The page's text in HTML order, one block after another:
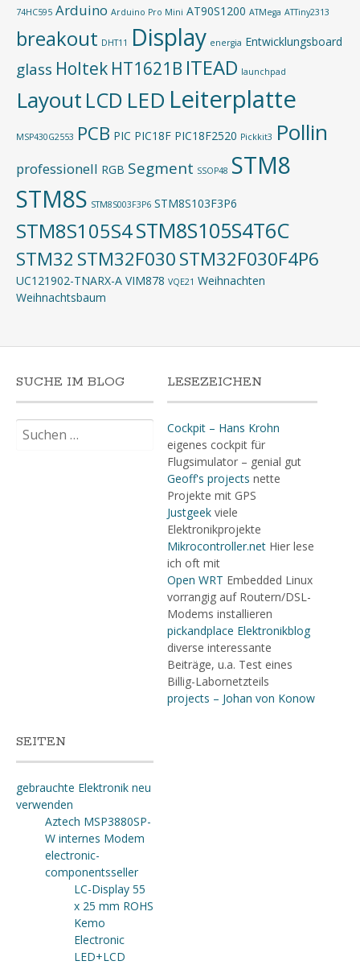
74HC595 Arduino Arduino Pro Mini AT90S1200 ATMega ATTiny2313
breakout DHT11 Display energia Entwicklungsboard
glass Holtek HT1621B ITEAD launchpad
Layout LCD LED Leiterplatte
MSP430G2553 PCB PIC PIC18F PIC18F2520 Pickkit3 Pollin
professionell RGB Segment SSOP48 STM8
STM8S STM8S003F3P6 STM8S103F3P6
STM8S105S4STM8S105S4T6C
STM32 STM32F030STM32F030F4P6
UC121902-TNARX-A VIM878 VQE21 Weihnachten
Weihnachtsbaum
SUCHE IM BLOG
nach:
LESEZEICHEN
Cockpit – Hans Krohn
eigenes cockpit für
Flugsimulator – genial gut
Geoff's projects nette
Projekte mit GPS
Justgeekviele
Elektronikprojekte
Mikrocontroller.netHier lese
ich oft mit
Open WRT Embedded Linux
vorrangig auf Routern/DSL-
Modems installieren
pickandplace Elektronikblog
diverse interessante
Beiträge, u.a. Test eines
Billig-Labornetzteils
projects – Johan von Konow
SEITEN
gebrauchte Elektronik neu
verwenden
Aztech MSP3880SP-
W internes Modem
electronic-
componentsseller
LC-Display 55
x 25 mm ROHS
Kemo
Electronic
LED+LCD